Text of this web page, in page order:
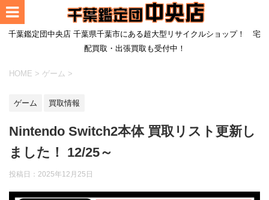
千葉鑑定団中央店 千葉県千葉市にある超大型リサイクルショップ！ 宅
配買取・出張買取も受付中！
HOME > ゲーム >
ゲーム 買取情報
Nintendo Switch2本体 買取リスト更新し
ました！ 12/25～
投稿日： 2025年12月25日